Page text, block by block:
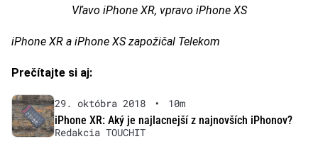
Vľavo iPhone XR, vpravo iPhone XS
iPhone XR a iPhone XS zapožičal Telekom
Prečítajte si aj:
29. októbra 2018 •
10m
iPhone XR: Aký je najlacnejší z najnovších iPhonov?
Redakcia TOUCHIT